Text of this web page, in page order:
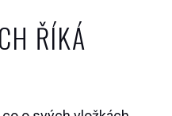
ŘÍKÁ